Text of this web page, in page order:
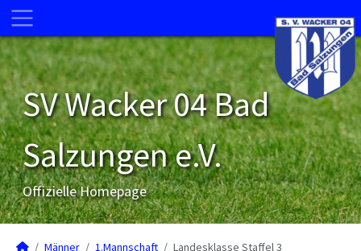
SV Wacker 04 Bad
Salzungen e.V.
Offizielle Homepage
Männer 1.Mannschaft Landesklasse Staffel 3